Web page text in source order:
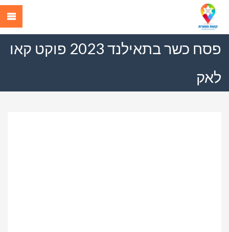
פסח כשר בתאילנד 2023 פוקט קאו
לאק